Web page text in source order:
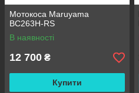
Мотокоса Maruyama
BC263H-RS
В наявності
12 700 ₴
Купити